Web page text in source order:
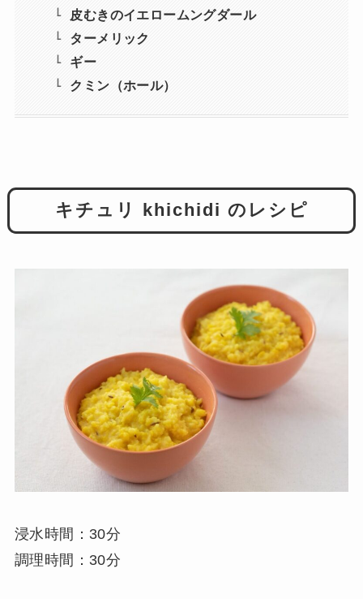
皮むきのイエロームングダール
ターメリック
ギー
クミン（ホール）
キチュリ khichidi のレシピ
浸水時間：30分
調理時間：30分